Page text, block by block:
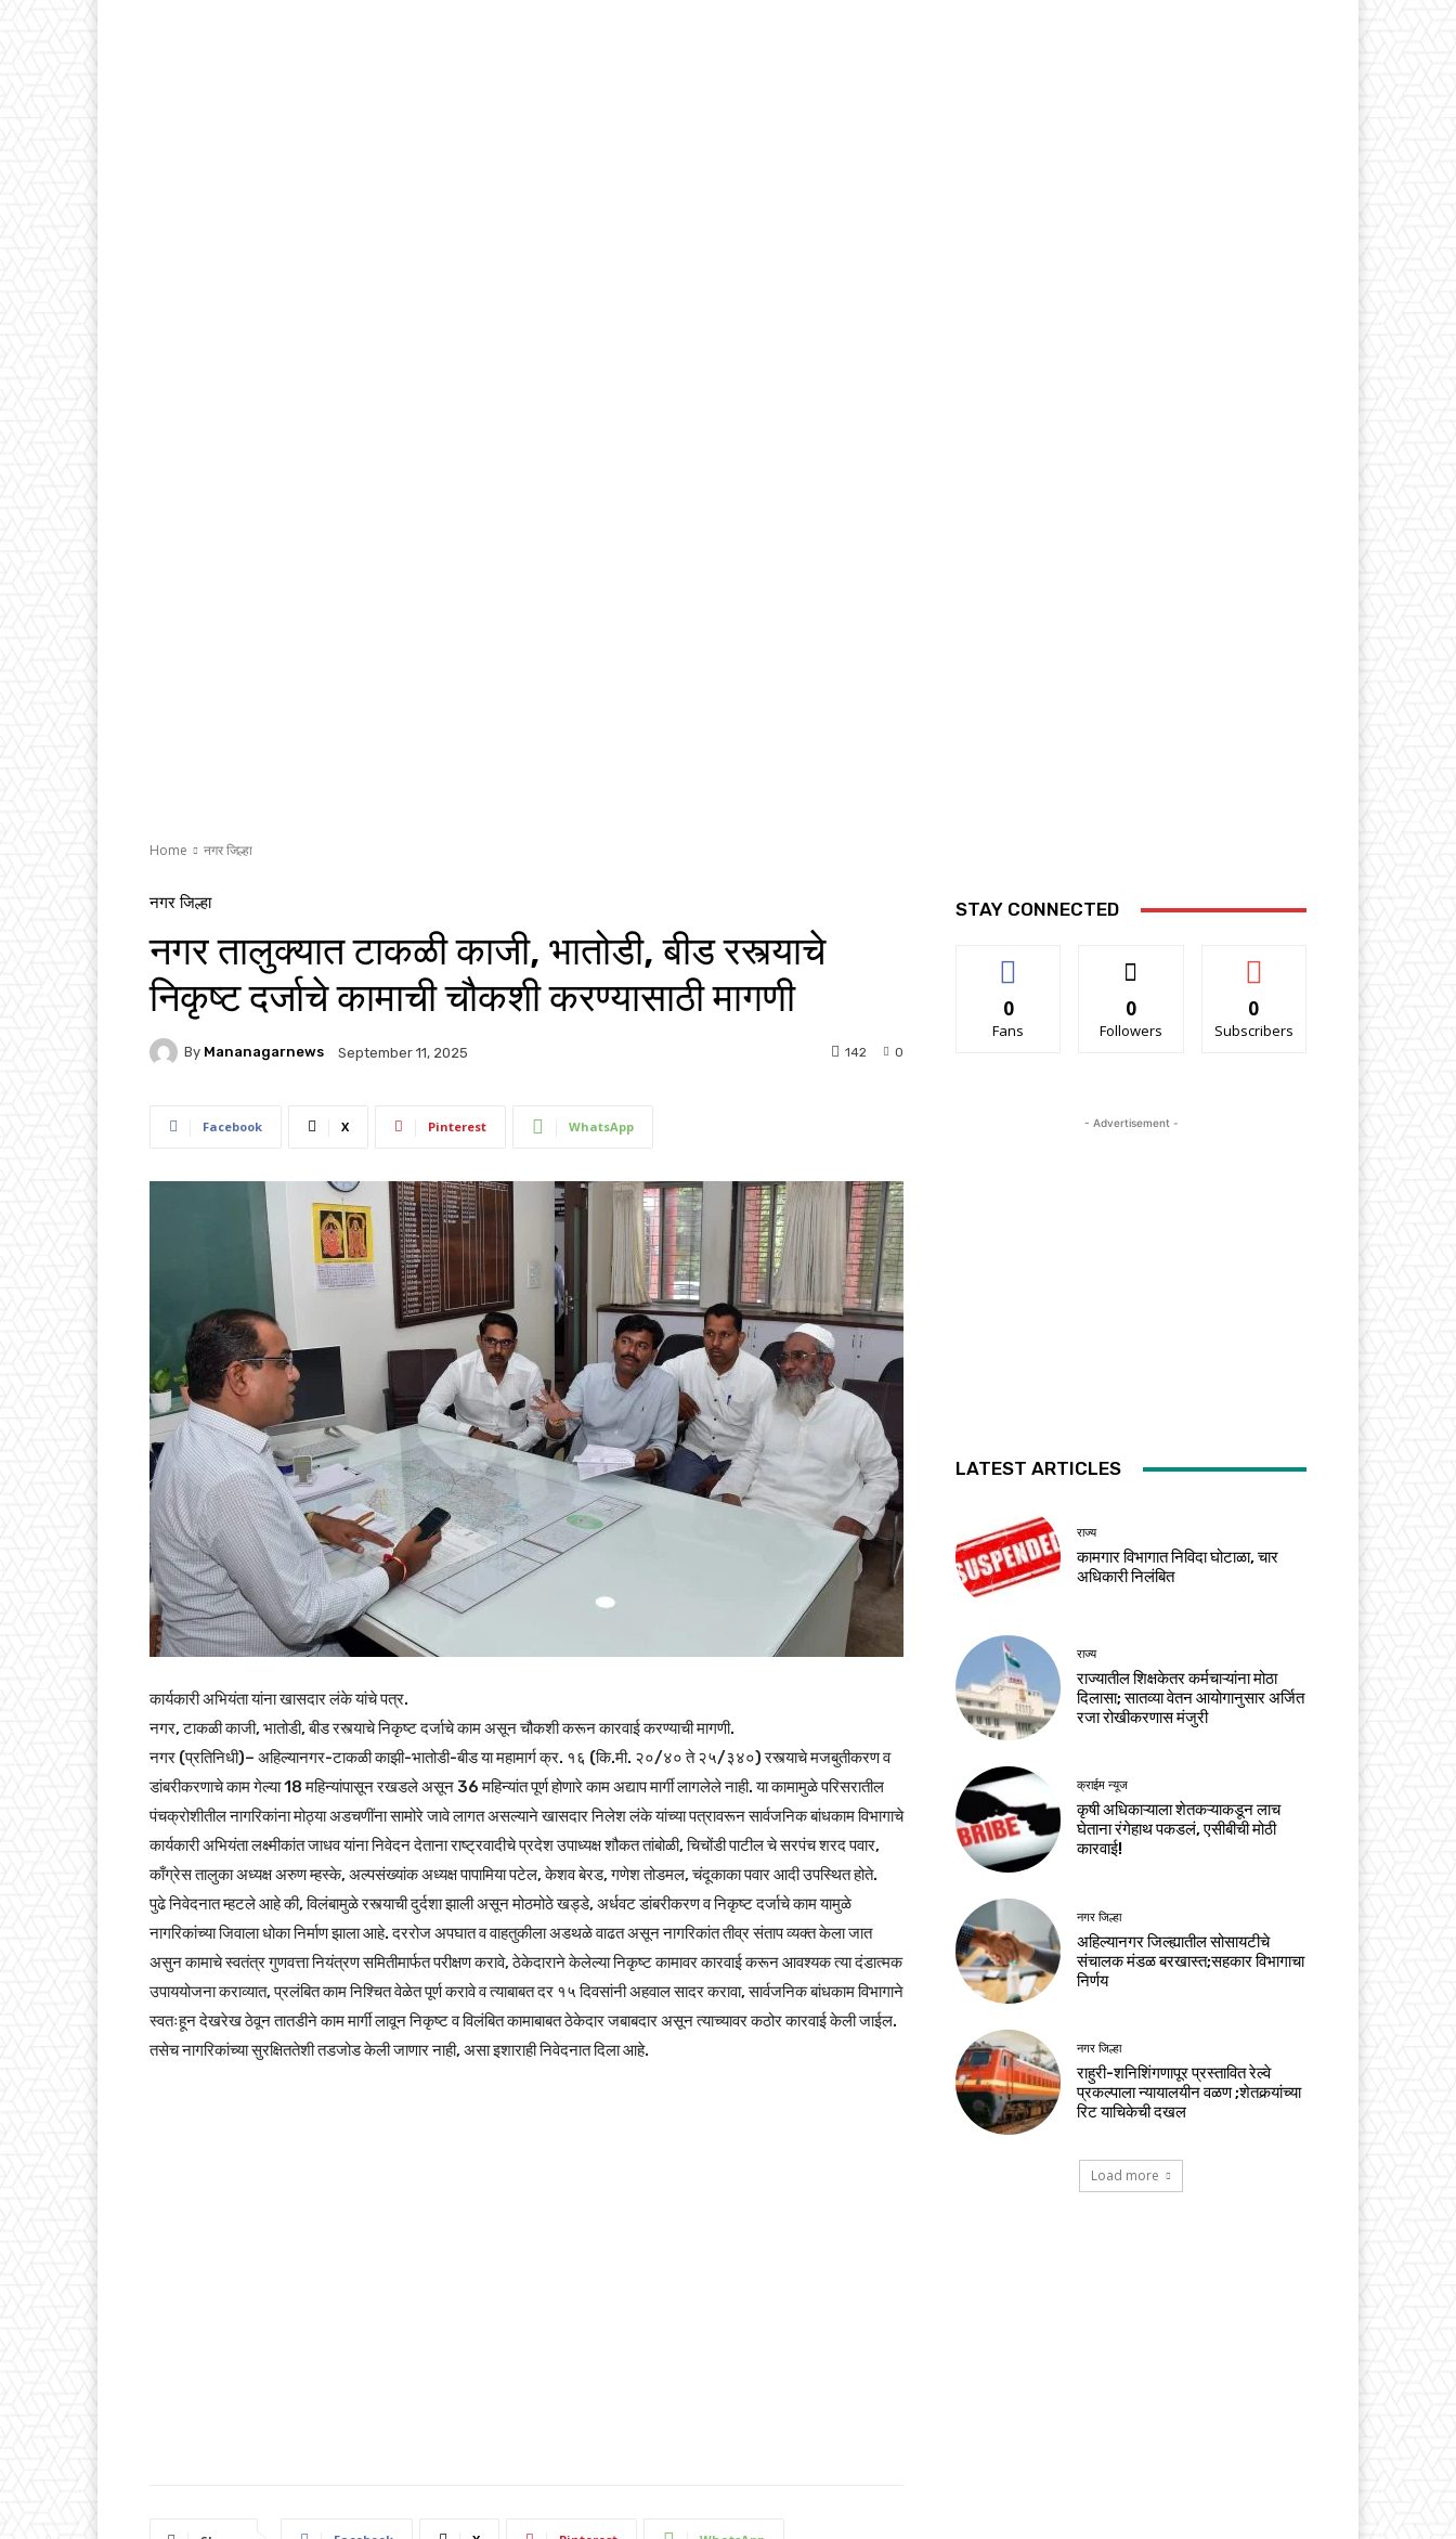
Home नगर जिल्हा
नगर जिल्हा
नगर तालुक्यात टाकळी काजी, भातोडी, बीड रस्त्याचे
निकृष्ट दर्जाचे कामाची चौकशी करण्यासाठी मागणी
By Mananagarnews September 11, 2025 0
142
Facebook X Pinterest WhatsApp
कार्यकारी अभियंता यांना खासदार लंके यांचे पत्र.
नगर, टाकळी काजी, भातोडी, बीड रस्त्याचे निकृष्ट दर्जाचे काम असून चौकशी करून कारवाई करण्याची मागणी.
नगर (प्रतिनिधी)– अहिल्यानगर-टाकळी काझी-भातोडी-बीड या महामार्ग क्र. १६ (कि.मी. २०/४० ते २५/३४०) रस्त्याचे मजबुतीकरण व
डांबरीकरणाचे काम गेल्या 18 महिन्यांपासून रखडले असून 36 महिन्यांत पूर्ण होणारे काम अद्याप मार्गी लागलेले नाही. या कामामुळे परिसरातील
पंचक्रोशीतील नागरिकांना मोठ्या अडचणींना सामोरे जावे लागत असल्याने खासदार निलेश लंके यांच्या पत्रावरून सार्वजनिक बांधकाम विभागाचे
कार्यकारी अभियंता लक्ष्मीकांत जाधव यांना निवेदन देताना राष्ट्रवादीचे प्रदेश उपाध्यक्ष शौकत तांबोळी, चिचोंडी पाटील चे सरपंच शरद पवार,
काँग्रेस तालुका अध्यक्ष अरुण म्हस्के, अल्पसंख्यांक अध्यक्ष पापामिया पटेल, केशव बेरड, गणेश तोडमल, चंदूकाका पवार आदी उपस्थित होते.
पुढे निवेदनात म्हटले आहे की, विलंबामुळे रस्त्याची दुर्दशा झाली असून मोठमोठे खड्डे, अर्धवट डांबरीकरण व निकृष्ट दर्जाचे काम यामुळे
नागरिकांच्या जिवाला धोका निर्माण झाला आहे. दररोज अपघात व वाहतुकीला अडथळे वाढत असून नागरिकांत तीव्र संताप व्यक्त केला जात
असुन कामाचे स्वतंत्र गुणवत्ता नियंत्रण समितीमार्फत परीक्षण करावे, ठेकेदाराने केलेल्या निकृष्ट कामावर कारवाई करून आवश्यक त्या दंडात्मक
उपाययोजना कराव्यात, प्रलंबित काम निश्चित वेळेत पूर्ण करावे व त्याबाबत दर १५ दिवसांनी अहवाल सादर करावा, सार्वजनिक बांधकाम विभागाने
स्वतःहून देखरेख ठेवून तातडीने काम मार्गी लावून निकृष्ट व विलंबित कामाबाबत ठेकेदार जबाबदार असून त्याच्यावर कठोर कारवाई केली जाईल.
तसेच नागरिकांच्या सुरक्षिततेशी तडजोड केली जाणार नाही, असा इशाराही निवेदनात दिला आहे.
STAY CONNECTED
0
Fans
0
Followers
0
Subscribers
- Advertisement -
LATEST ARTICLES
राज्य
कामगार विभागात निविदा घोटाळा, चार
अधिकारी निलंबित
राज्य
राज्यातील शिक्षकेतर कर्मचाऱ्यांना मोठा
दिलासा; सातव्या वेतन आयोगानुसार अर्जित
रजा रोखीकरणास मंजुरी
क्राईम न्यूज
कृषी अधिकाऱ्याला शेतकऱ्याकडून लाच
घेताना रंगेहाथ पकडलं, एसीबीची मोठी
कारवाई!
नगर जिल्हा
अहिल्यानगर जिल्ह्यातील सोसायटीचे
संचालक मंडळ बरखास्त;सहकार विभागाचा
निर्णय
नगर जिल्हा
राहुरी-शनिशिंगणापूर प्रस्तावित रेल्वे
प्रकल्पाला न्यायालयीन वळण ;शेतकर्‍यांच्या
रिट याचिकेची दखल
Load more